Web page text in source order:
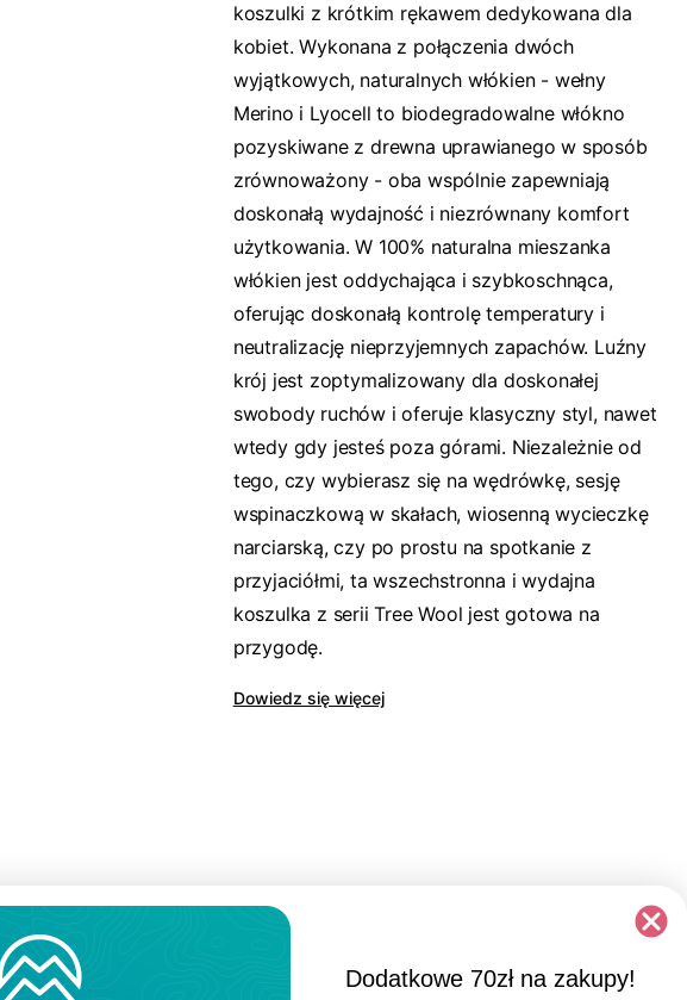
koszulki z krótkim rękawem dedykowana dla
kobiet. Wykonana z połączenia dwóch
wyjątkowych, naturalnych włókien - wełny
Merino i Lyocell to biodegradowalne włókno
pozyskiwane z drewna uprawianego w sposób
zrównoważony - oba wspólnie zapewniają
doskonałą wydajność i niezrównany komfort
użytkowania. W 100% naturalna mieszanka
włókien jest oddychająca i szybkoschnąca,
oferując doskonałą kontrolę temperatury i
neutralizację nieprzyjemnych zapachów. Luźny
krój jest zoptymalizowany dla doskonałej
swobody ruchów i oferuje klasyczny styl, nawet
wtedy gdy jesteś poza górami. Niezależnie od
tego, czy wybierasz się na wędrówkę, sesję
wspinaczkową w skałach, wiosenną wycieczkę
narciarską, czy po prostu na spotkanie z
przyjaciółmi, ta wszechstronna i wydajna
koszulka z serii Tree Wool jest gotowa na
przygodę.
Dowiedz się więcej
Dodatkowe 70zł na zakupy!